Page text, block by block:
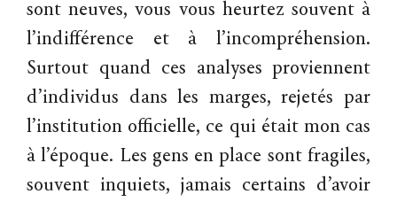
sont neuves, vous vous heurtez souvent à
l’indifférence et à l’incompréhension.
Surtout quand ces analyses proviennent
d’individus dans les marges, rejetés par
l’institution officielle, ce qui était mon cas
à l’époque. Les gens en place sont fragiles,
souvent inquiets, jamais certains d’avoir